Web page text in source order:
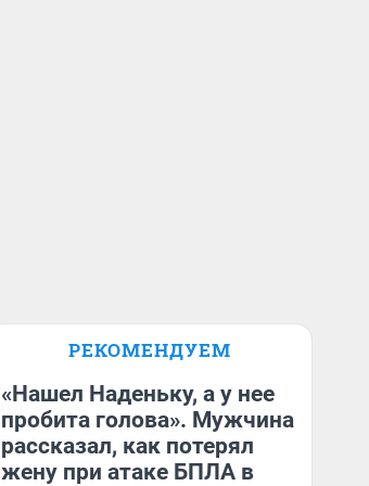
РЕКОМЕНДУЕМ
«Нашел Наденьку, а у нее
пробита голова». Мужчина
рассказал, как потерял
жену при атаке БПЛА в